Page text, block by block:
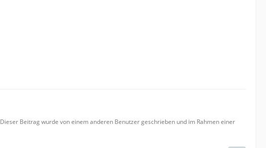
Beitrag wurde von einem anderen Benutzer geschrieben und im Rahmen einer